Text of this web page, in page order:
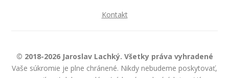
Kontakt
© 2018-2026 Jaroslav Lachký. Všetky práva vyhradené
Vaše súkromie je plne chránené. Nikdy nebudeme poskytovať,